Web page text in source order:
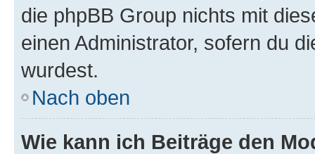
die phpBB Group nichts mit
einen Administrator, sofern du
wurdest.
Nach oben
Wie kann ich Beiträge den